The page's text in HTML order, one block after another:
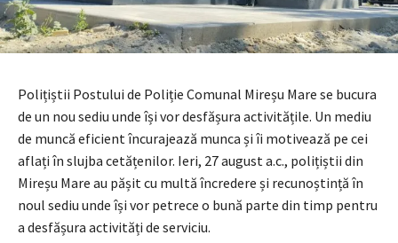
Polițiștii Postului de Poliție Comunal Mireșu Mare se bucura
de un nou sediu unde își vor desfășura activitățile. Un mediu
de muncă eficient încurajează munca și îi motivează pe cei
aflați în slujba cetățenilor. Ieri, 27 august a.c., polițiștii din
Mireșu Mare au pășit cu multă încredere și recunoștință în
noul sediu unde își vor petrece o bună parte din timp pentru
a desfășura activități de serviciu.